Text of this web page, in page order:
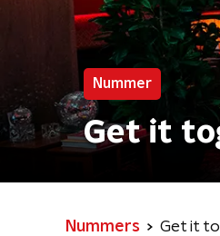
Nummer
Get it
Nummers Get it